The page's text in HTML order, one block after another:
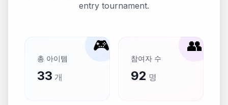
entry tournament.
🎮
총 아이템
33 개
👥
참여자 수
92 명